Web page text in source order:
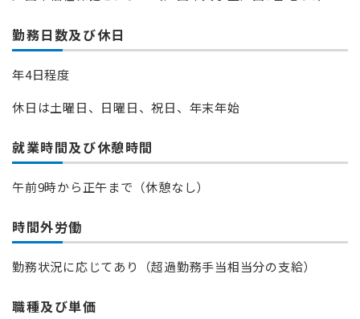
勤務日数及び休日
年4日程度
休日は土曜日、日曜日、祝日、年末年始
就業時間及び休憩時間
午前9時から正午まで（休憩なし）
時間外労働
勤務状況に応じてあり（超過勤務手当相当分の支給）
職種及び単価